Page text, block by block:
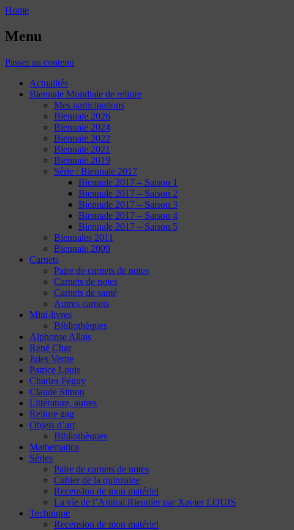
Home
Menu
Passer au contenu
Actualités
Biennale Mondiale de reliure
Mes participations
Biennale 2026
Biennale 2024
Biennale 2022
Biennale 2021
Biennale 2019
Série : Biennale 2017
Biennale 2017 – Saison 1
Biennale 2017 – Saison 2
Biennale 2017 – Saison 3
Biennale 2017 – Saison 4
Biennale 2017 – Saison 5
Biennales 2011
Biennale 2009
Carnets
Paire de carnets de notes
Carnets de notes
Carnets de santé
Autres carnets
Mini-livres
Bibliothèques
Alphonse Allais
René Char
Jules Verne
Patrice Louis
Charles Péguy
Claude Simon
Littérature, autres
Reliure gag
Objets d’art
Bibliothèques
Mathematica
Séries
Paire de carnets de notes
Cahier de la quinzaine
Recension de mon matériel
La vie de l’Amiral Rieunier par Xavier LOUIS
Technique
Recension de mon matériel